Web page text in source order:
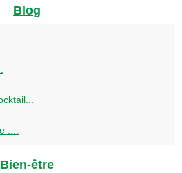
Blog
:...
Bien-être